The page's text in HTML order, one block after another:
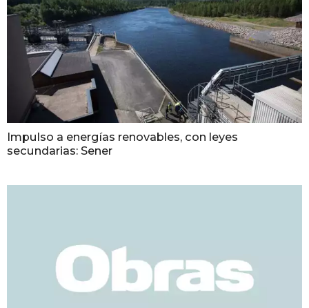
Impulso a energías renovables, con leyes
secundarias: Sener